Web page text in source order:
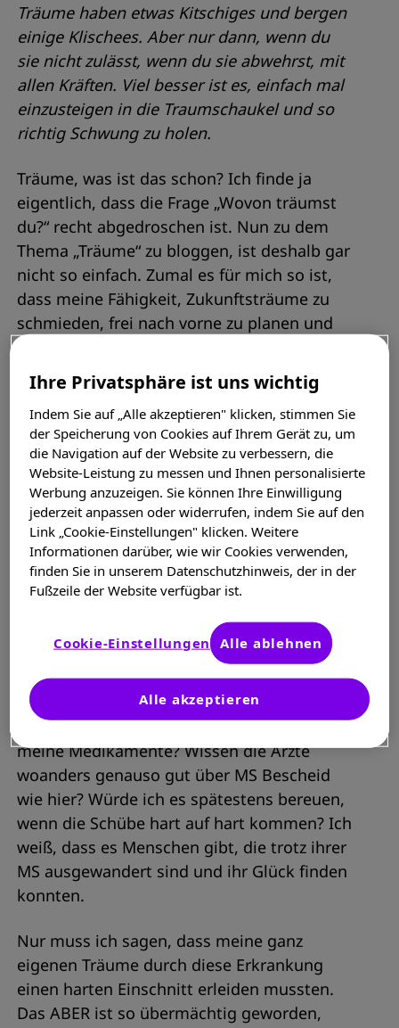
Träume haben etwas Kitschiges und bergen
einige Klischees. Aber nur dann, wenn du
sie nicht zulässt, wenn du sie abwehrst, mit
allen Kräften. Viel besser ist es, einfach mal
einzusteigen in die Traumschaukel und so
richtig Schwung zu holen.
Träume, was ist das schon? Ich finde ja
eigentlich, dass die Frage „Wovon träumst
du?“ recht abgedroschen ist. Nun zu dem
Thema „Träume“ zu bloggen, ist deshalb gar
nicht so einfach. Zumal es für mich so ist,
dass meine Fähigkeit, Zukunftsträume zu
schmieden, frei nach vorne zu planen und
mich gelegentlich in „Schnapsideen“ zu
verrennen, stark eingeschränkt ist, seitdem
ich MS habe.
In der ersten Zeit nach der Diagnose, als die
Verleugnung und das Ablehnen der
Diagnose noch die Oberhand hatten, war
ich noch ziemlich gut darin, wilde
Zukunftspläne zu schmieden – ob diese
realistisch waren oder nicht. Aber nach und
nach erlebe ich die Erkenntnis, dass diese
immer stärker.
Es gibt sie nach wie vor, die Ideen: Im
Ausland leben, warum nicht, arbeiten kann
ich von überall! ABER: Bekomme ich da
meine Medikamente? Wissen die Ärzte
woanders genauso gut über MS Bescheid
wie hier? Würde ich es spätestens bereuen,
wenn die Schübe hart auf hart kommen? Ich
weiß, dass es Menschen gibt, die trotz ihrer
MS ausgewandert sind und ihr Glück finden
konnten.
Nur muss ich sagen, dass meine ganz
eigenen Träume durch diese Erkrankung
einen harten Einschnitt erleiden mussten.
Das ABER ist so übermächtig geworden,
Ihre Privatsphäre ist uns wichtig
Indem Sie auf „Alle akzeptieren" klicken, stimmen Sie
der Speicherung von Cookies auf Ihrem Gerät zu, um
die Navigation auf der Website zu verbessern, die
Website-Leistung zu messen und Ihnen personalisierte
Werbung anzuzeigen. Sie können Ihre Einwilligung
jederzeit anpassen oder widerrufen, indem Sie auf den
Link „Cookie-Einstellungen" klicken. Weitere
Informationen darüber, wie wir Cookies verwenden,
finden Sie in unserem Datenschutzhinweis, der in der
Fußzeile der Website verfügbar ist.
Cookie-Einstellungen
Alle akzeptieren
Alle ablehnen